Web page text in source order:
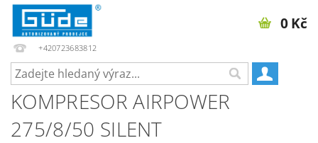
+420723683812
0 Kč
KOMPRESOR AIRPOWER
275/8/50 SILENT